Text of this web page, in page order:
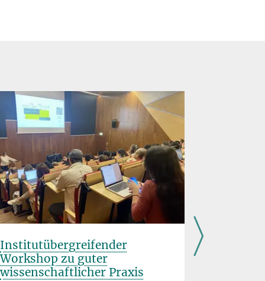
Institutübergreifender
Workshop zu guter
wissenschaftlicher Praxis